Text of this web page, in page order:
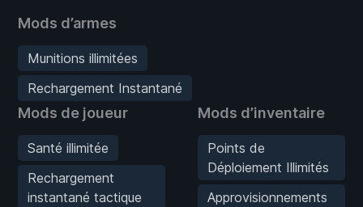
Mods d’armes
Munitions illimitées
Rechargement Instantané
Mods de joueur
Santé illimitée
Rechargement
instantané tactique
Mods d’inventaire
Points de
Déploiement Illimités
Approvisionnements